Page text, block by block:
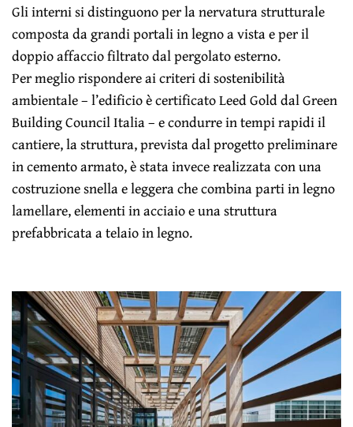
Gli interni si distinguono per la nervatura strutturale
composta da grandi portali in legno a vista e per il
doppio affaccio filtrato dal pergolato esterno.
Per meglio rispondere ai criteri di sostenibilità
ambientale – l’edificio è certificato Leed Gold dal Green
Building Council Italia – e condurre in tempi rapidi il
cantiere, la struttura, prevista dal progetto preliminare
in cemento armato, è stata invece realizzata con una
costruzione snella e leggera che combina parti in legno
lamellare, elementi in acciaio e una struttura
prefabbricata a telaio in legno.